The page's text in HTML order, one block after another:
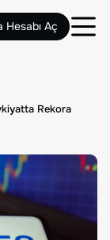
Hesabı Aç
Rekora